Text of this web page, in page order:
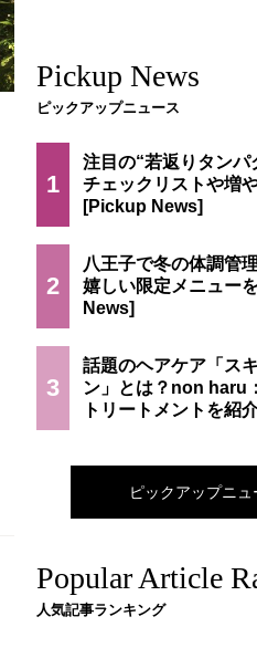
Pickup News
ピックアップニュース
1
注目の“若返りタンパ
チェックリストや増
2
八王子で冬の体調管
嬉しい限定メニュー
3
話題のヘアケア「ス
ン」とは？non haru
トリートメントを紹
ピックアップニ
Popular Article
人気記事ランキング